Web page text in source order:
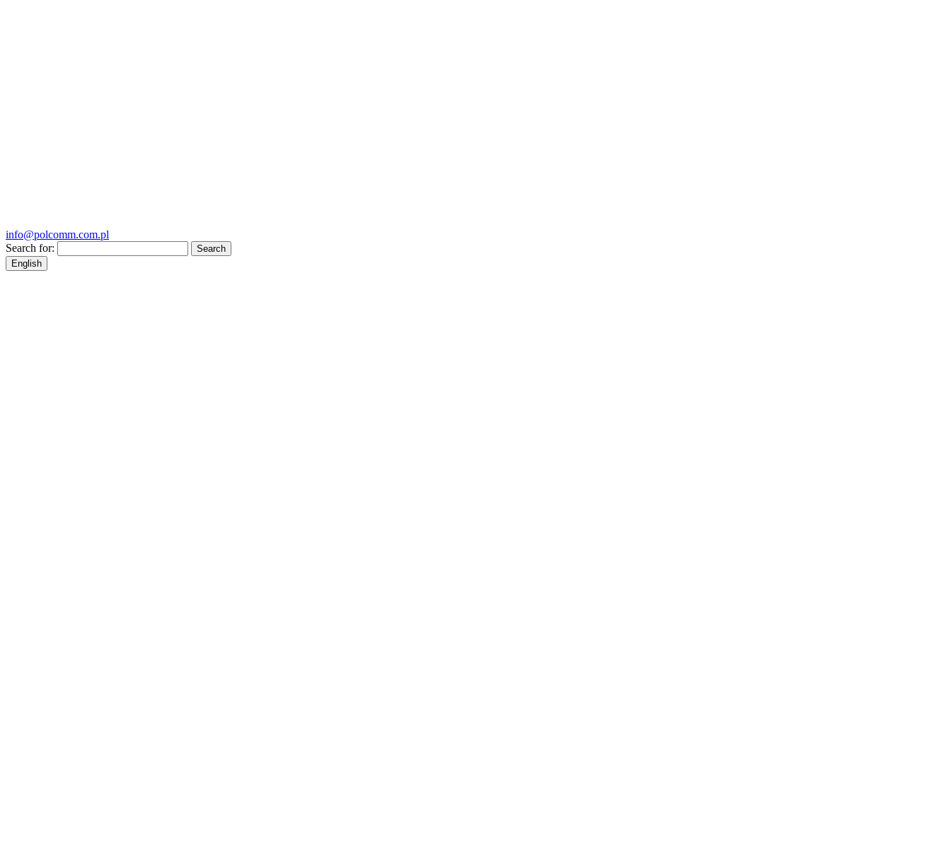
info@polcomm.com.pl
Search for:
English